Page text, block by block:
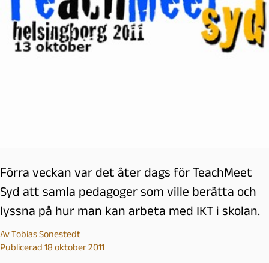
Förra veckan var det åter dags för TeachMeet
Syd att samla pedagoger som ville berätta och
lyssna på hur man kan arbeta med IKT i skolan.
AvTobias Sonestedt
Publicerad 18 oktober 2011